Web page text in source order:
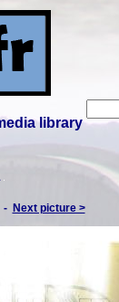
library
Next picture >